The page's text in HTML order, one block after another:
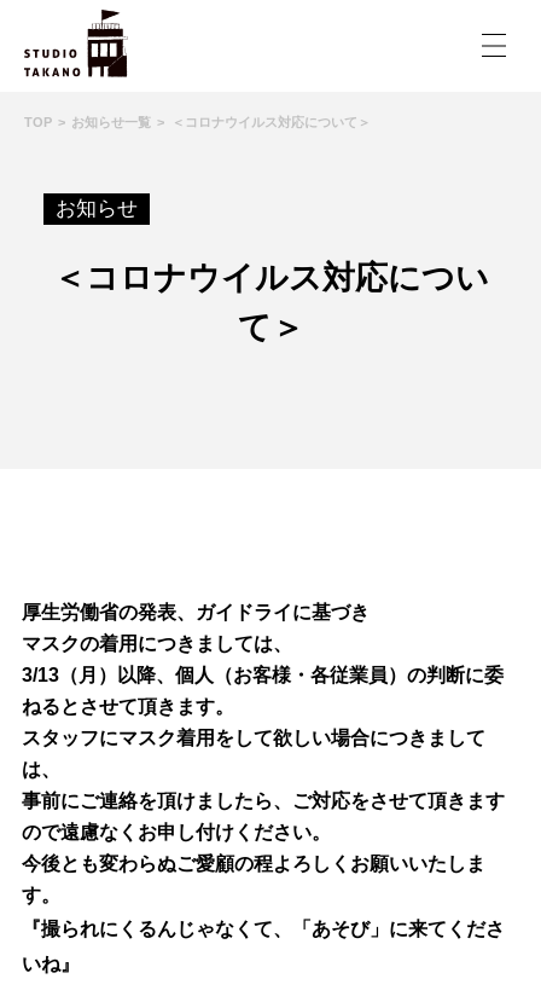
TOP お知らせ一覧 ＜コロナウイルス対応について＞
お知らせ
＜コロナウイルス対応につい
て＞
厚生労働省の発表、ガイドライに基づき
マスクの着用につきましては、
3/13（月）以降、個人（お客様・各従業員）の判断に委
ねるとさせて頂きます。
スタッフにマスク着用をして欲しい場合につきまして
は、
事前にご連絡を頂けましたら、 ご対応をさせて頂きます
ので遠慮なくお申し付けください。
今後とも変わらぬご愛顧の程よろしくお願いいたしま
す。
『撮られにくるんじゃなくて、「 あそび」に来てくださ
いね』